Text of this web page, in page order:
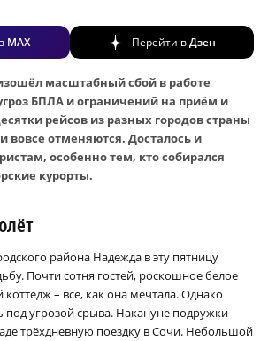
MAX Перейти вДзен
масштабный сбой в работе
БПЛА и ограничений на приём и
рейсов из разных городов страны
вовсе отменяются. Досталось и
особенно тем, кто собирался
курорты.
района Надежда в эту пятницу
Почти сотня гостей, роскошное белое
– всё, как она мечтала. Однако
под угрозой срыва. Накануне подружки
трёхдневную поездку в Сочи. Небольшой